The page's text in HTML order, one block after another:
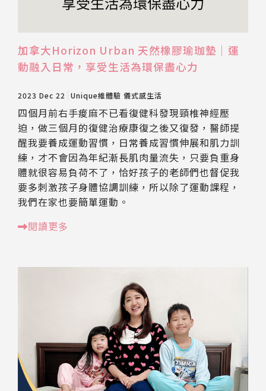
加拿大Horizon Urban 天然橡膠瑜珈墊｜運
動融入日常，享受生活為環保盡心力
2023 Dec 22 Unique維體驗 儀式感生活
四個月前右手痠麻不已看復健科發現頸椎神經壓
迫，做三個月的復健治療康復之後又復發，醫師提
醒我要養成運動習慣，日常養成習慣伸展和肌力訓
練，才不會因為年紀漸長肌肉量流失，只要負重身
體就很容易負荷不了，恰好孩子的老師們也督促我
要多刺激孩子身體協調訓練，所以除了運動課程，
我們在家也要簡單運動。
閱讀更多